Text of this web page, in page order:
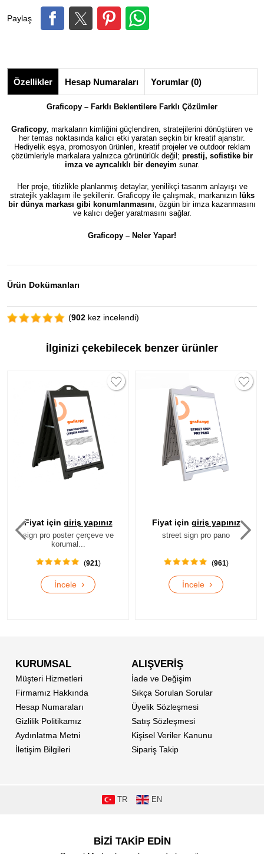
Paylaş
Özellikler Hesap Numaraları Yorumlar (0)
Graficopy – Farklı Beklentilere Farklı Çözümler
Graficopy , markaların kimliğini güçlendiren, stratejilerini dönüştüren ve
her temas noktasında kalıcı etki yaratan seçkin bir kreatif ajanstır.
Hediyelik eşya, promosyon ürünleri, kreatif projeler ve outdoor reklam
çözümleriyle markalara yalnızca görünürlük değil; prestij, sofistike bir
imza ve ayrıcalıklı bir deneyim sunar.
Her proje, titizlikle planlanmış detaylar, yenilikçi tasarım anlayışı ve
stratejik yaklaşım ile şekillenir. Graficopy ile çalışmak, markanızın lüks
bir dünya markası gibi konumlanmasını, özgün bir imza kazanmasını
ve kalıcı değer yaratmasını sağlar.
Graficopy – Neler Yapar!
Ürün Dokümanları
(902 kez incelendi)
İlginizi çekebilecek benzer ürünler
Fiyat için giriş yapınız
sign pro poster çerçeve ve
korumal...
(921)
İncele ›
Fiyat için giriş yapınız
street sign pro pano
(961)
İncele ›
KURUMSAL
Müşteri Hizmetleri
Firmamız Hakkında
Hesap Numaraları
Gizlilik Politikamız
Aydınlatma Metni
İletişim Bilgileri
ALIŞVERİŞ
İade ve Değişim
Sıkça Sorulan Sorular
Üyelik Sözleşmesi
Satış Sözleşmesi
Kişisel Veriler Kanunu
Sipariş Takip
TR EN
BİZİ TAKİP EDİN